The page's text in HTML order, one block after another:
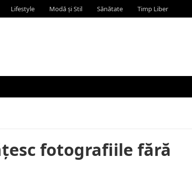
Lifestyle Modă și Stil Sănătate Timp Liber
fotografiile fără